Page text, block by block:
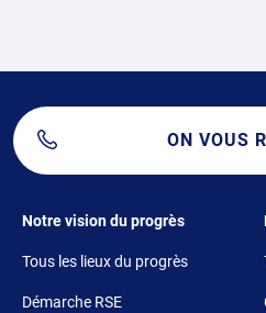
ON VOUS
Footer 1
Notre vision du progrès
Tous les lieux du progrès
Démarche RSE